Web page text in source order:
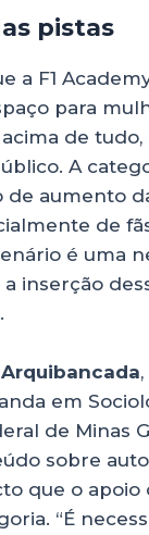
pistas
a F1
para
de
A
aumento
de
é uma
inserção
Arquibancada
em
de Minas
sobre
que o apoio
“É